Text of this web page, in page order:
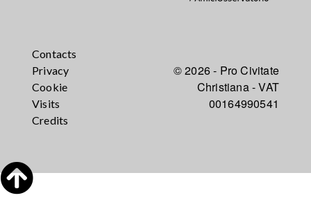
Contacts
Privacy
Cookie
Visits
Credits
© 2026 - Pro Civitate
Christiana - VAT
00164990541